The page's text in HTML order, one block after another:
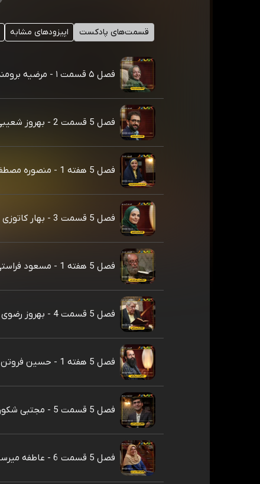
قسمت‌های پادکست اپیزودهای مشابه
فصل ۵ قسمت ۱ - مرضیه برومند
فصل 5 قسمت 2 - بهروز شعیبی
فصل 5 هفته 1 - منصوره مصطفی زاده
فصل 5 قسمت 3 - بهار کاتوزی
فصل 5 هفته 1 - مسعود فراستی
فصل 5 قسمت 4 - بهروز رضوی
فصل 5 هفته 1 - حسین فروتن
فصل 5 قسمت 5 - مجتبی شکوری
فصل 5 قسمت 6 - عاطفه میرسیدی